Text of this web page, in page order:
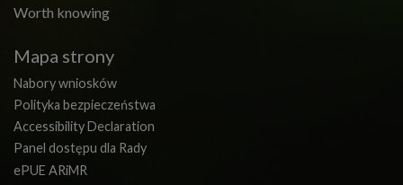
Worth knowing
Mapa strony
Nabory wniosków
Polityka bezpieczeństwa
Accessibility Declaration
Panel dostępu dla Rady
ePUE ARiMR